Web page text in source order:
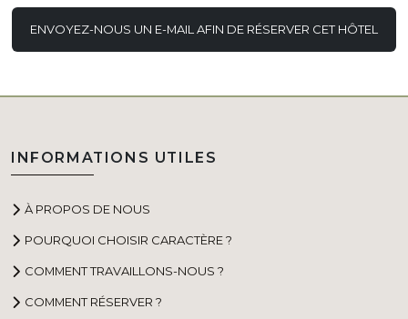
ENVOYEZ-NOUS UN E-MAIL AFIN DE RÉSERVER CET HÔTEL
INFORMATIONS UTILES
À PROPOS DE NOUS
POURQUOI CHOISIR CARACTÈRE ?
COMMENT TRAVAILLONS-NOUS ?
COMMENT RÉSERVER ?